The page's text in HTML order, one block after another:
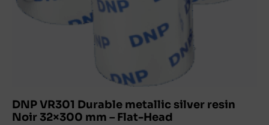
DNP VR301 Durable metallic silver resin
Noir 32×300 mm – Flat-Head